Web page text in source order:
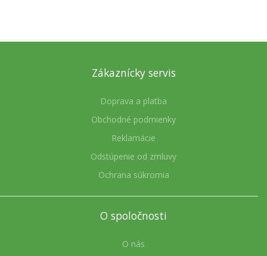
Zákaznícky servis
Doprava a platba
Obchodné podmienky
Reklamácie
Odstúpenie od zmluvy
Ochrana súkromia
O spoločnosti
O nás